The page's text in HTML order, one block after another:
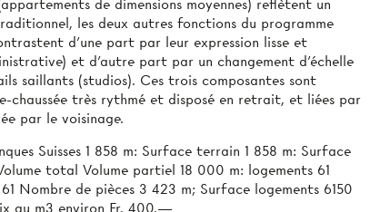
de dimensions moyennes) reflètent un
les deux autres fonctions du programme
d’une part par leur expression lisse et
et d'autre part par un changement d'échelle
saillants (studios). Ces trois composantes sont
chaussée très rythmé et disposé en retrait, et liées par
par le voisinage.
Suisses 1 858 m: Surface terrain 1 858 m: Surface
total Volume partiel 18 000 m: logements 61
Nombre de pièces 3 423 m; Surface logements 6150
au m3 environ Fr. 400.—